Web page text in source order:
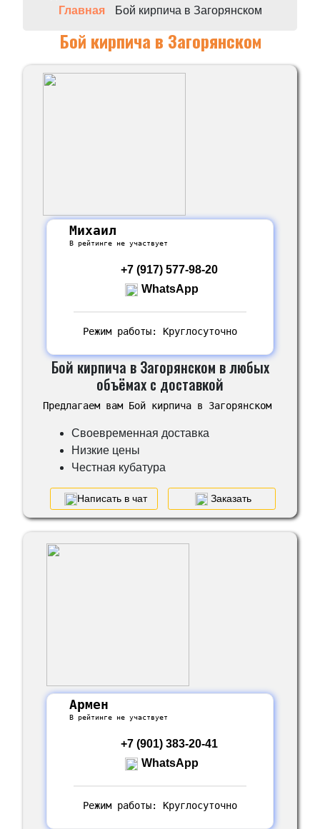
Главная
Бой кирпича в Загорянском
Бой кирпича в Загорянском
Михаил
В рейтинге не участвует
+7 (917) 577-98-20
WhatsApp
Режим работы: Круглосуточно
Бой кирпича в Загорянском в любых
объёмах с доставкой
Предлагаем вам Бой кирпича в Загорянском
Своевременная доставка
Низкие цены
Честная кубатура
Написать в чат Заказать
Армен
В рейтинге не участвует
+7 (901) 383-20-41
WhatsApp
Режим работы: Круглосуточно